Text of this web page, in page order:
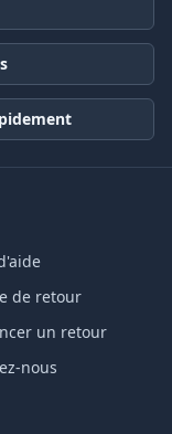
de retour
un retour
nous